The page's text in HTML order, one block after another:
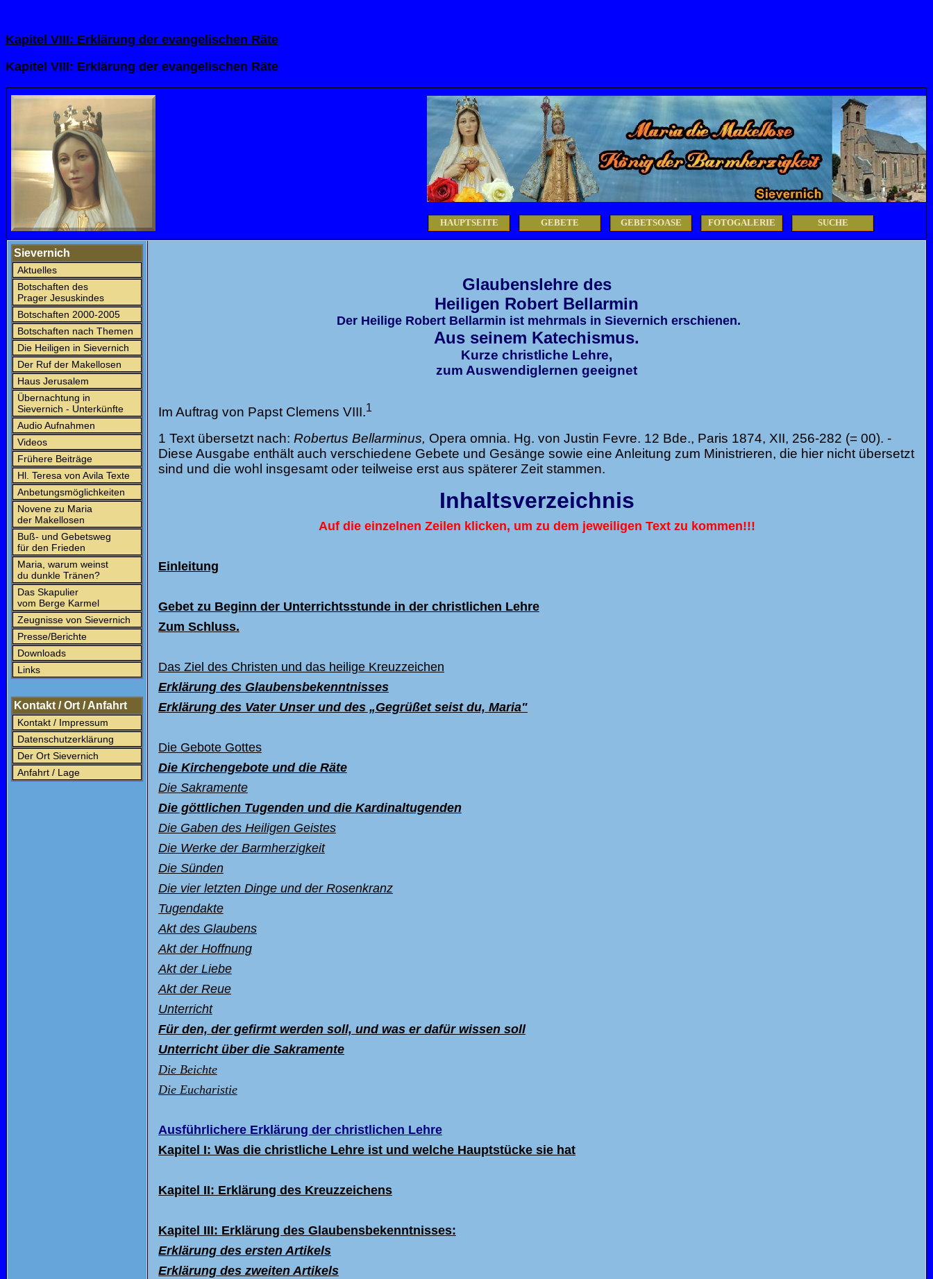
Kapitel VIII: Erkl ärung der evangelischen Räte
Kapitel VIII: Erkl ärung der evangelischen Räte
HAUPTSEITE GEBETE GEBETSOASE FOTOGALERIE SUCHE
Sievernich
Aktuelles
Botschaften des
Prager Jesuskindes
Botschaften 2000-2005
Botschaften nach Themen
Die Heiligen in Sievernich
Der Ruf der Makellosen
Haus Jerusalem
Übernachtung in
Sievernich - Unterkünfte
Audio Aufnahmen
Videos
Frühere Beiträge
Hl. Teresa von Avila Texte
Anbetungsmöglichkeiten
Novene zu Maria
der Makellosen
Buß- und Gebetsweg
für den Frieden
Maria, warum weinst
du dunkle Tränen?
Das Skapulier
vom Berge Karmel
Zeugnisse von Sievernich
Presse/Berichte
Downloads
Links
Kontakt / Ort / Anfahrt
Kontakt / Impressum
Datenschutzerklärung
Der Ort Sievernich
Anfahrt / Lage
Glaubenslehre des
Heiligen Robert Bellarmin
Der Heilige Robert Bellarmin ist mehrmals in Sievernich erschienen.
Aus seinem Katechismus.
Kurze christliche Lehre,
zum Auswendiglernen geeignet
Im Auftrag von Papst Clemens VIII.1
1 Text übersetzt nach: Robertus Bellarminus, Opera omnia. Hg. von Justin Fevre. 12 Bde., Paris 1874, XII, 256-282 (= 00). -
Diese Ausgabe enthält auch verschiedene Gebete und Gesänge sowie eine Anleitung zum Ministrieren, die hier nicht übersetzt
sind und die wohl insgesamt oder teilweise erst aus späterer Zeit stammen.
Inhaltsverzeichnis
Auf die einzelnen Zeilen klicken, um zu dem jeweiligen Text zu kommen!!!
Einleitung
Gebet zu Beginn der Unterrichtsstunde in der christlichen Lehre
Zum Schluss.
Das Ziel des Christen und das heilige Kreuzzeichen
Erklärung des Glaubensbekenntnisses
Erklärung des Vater Unser und des „Gegrüßet seist du, Maria"
Die Gebote Gottes
Die Kirchengebote und die Räte
Die Sakramente
Die göttlichen Tugenden und die Kardinaltugenden
Die Gaben des Heiligen Geistes
Die Werke der Barmherzigkeit
Die Sünden
Die vier letzten Dinge und der Rosenkranz
Tugendakte
Akt des Glaubens
Akt der Hoffnung
Akt der Liebe
Akt der Reue
Unterricht
Für den, der gefirmt werden soll, und was er dafür wissen soll
Unterricht über die Sakramente
Die Beichte
Die Eucharistie
Ausführlichere Erklärung der christlichen Lehre
Kapitel I: Was die christliche Lehre ist und welche Hauptstücke sie hat
Kapitel II: Erkl ärung des Kreuzzeichens
Kapitel III: Erkl ärung des Glaubensbekenntnisses:
Erklärung des ersten Artikels
Erklärung des zweiten Artikels